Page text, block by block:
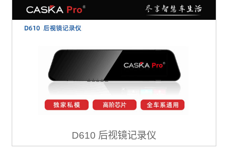
D610 后视镜记录仪